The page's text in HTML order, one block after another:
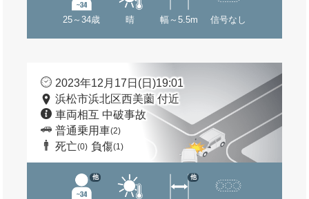
25～34歳 晴 幅～5.5m 信号なし
2023年12月17日(日)19:01
浜松市浜北区西美薗 付近
車両相互 中破事故
普通乗用車(2)
死亡(0) 負傷(1)
他 他